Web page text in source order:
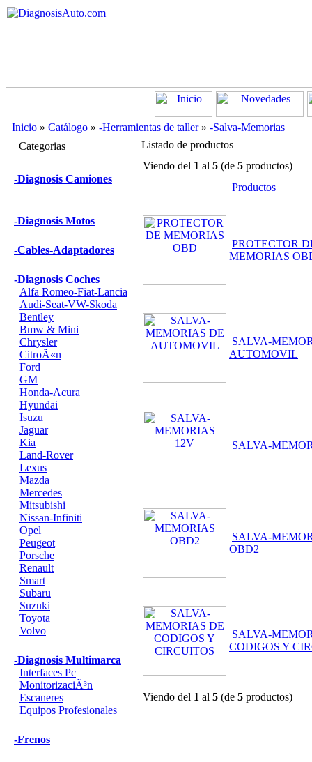
Inicio » Catálogo » -Herramientas de taller» -Salva-Memorias
Categorias
-Diagnosis Camiones
-Diagnosis Motos
-Cables-Adaptadores
-Diagnosis Coches
Alfa Romeo-Fiat-Lancia
Audi-Seat-VW-Skoda
Bentley
Bmw & Mini
Chrysler
CitroÃ«n
Ford
GM
Honda-Acura
Hyundai
Isuzu
Jaguar
Kia
Land-Rover
Lexus
Mazda
Mercedes
Mitsubishi
Nissan-Infiniti
Opel
Peugeot
Porsche
Renault
Smart
Subaru
Suzuki
Toyota
Volvo
-Diagnosis Multimarca
Interfaces Pc
MonitorizaciÃ³n
Escaneres
Equipos Profesionales
-Frenos
Listado de productos
Viendo del 1 al 5 (de 5 productos)
Productos
PROTECTOR
MEMORIAS
SALVA-
AUTOMOVIL
SALVA-
SALVA-
OBD2
SALVA-
CODIGOS Y
Viendo del 1 al 5 (de 5 productos)